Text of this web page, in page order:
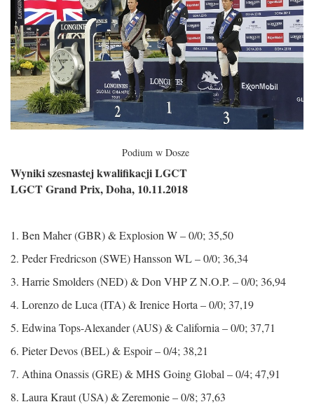
Podium w Dosze
Wyniki szesnastej kwalifikacji LGCT
LGCT Grand Prix, Doha, 10.11.2018
1. Ben Maher (GBR) & Explosion W – 0/0; 35,50
2. Peder Fredricson (SWE) Hansson WL – 0/0; 36,34
3. Harrie Smolders (NED) & Don VHP Z N.O.P. – 0/0; 36,94
4. Lorenzo de Luca (ITA) & Irenice Horta – 0/0; 37,19
5. Edwina Tops-Alexander (AUS) & California – 0/0; 37,71
6. Pieter Devos (BEL) & Espoir – 0/4; 38,21
7. Athina Onassis (GRE) & MHS Going Global – 0/4; 47,91
8. Laura Kraut (USA) & Zeremonie – 0/8; 37,63